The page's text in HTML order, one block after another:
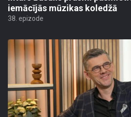
iemācījās mūzikas koledžā
38. epizode